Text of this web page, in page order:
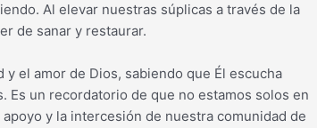
Al elevar nuestras súplicas a través de la
de sanar y restaurar.
el amor de Dios, sabiendo que Él escucha
Es un recordatorio de que no estamos solos en
y la intercesión de nuestra comunidad de